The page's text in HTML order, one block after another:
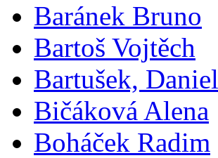
Baránek Bruno
Bartoš Vojtěch
Bartušek, Daniel
Bičáková Alena
Boháček Radim